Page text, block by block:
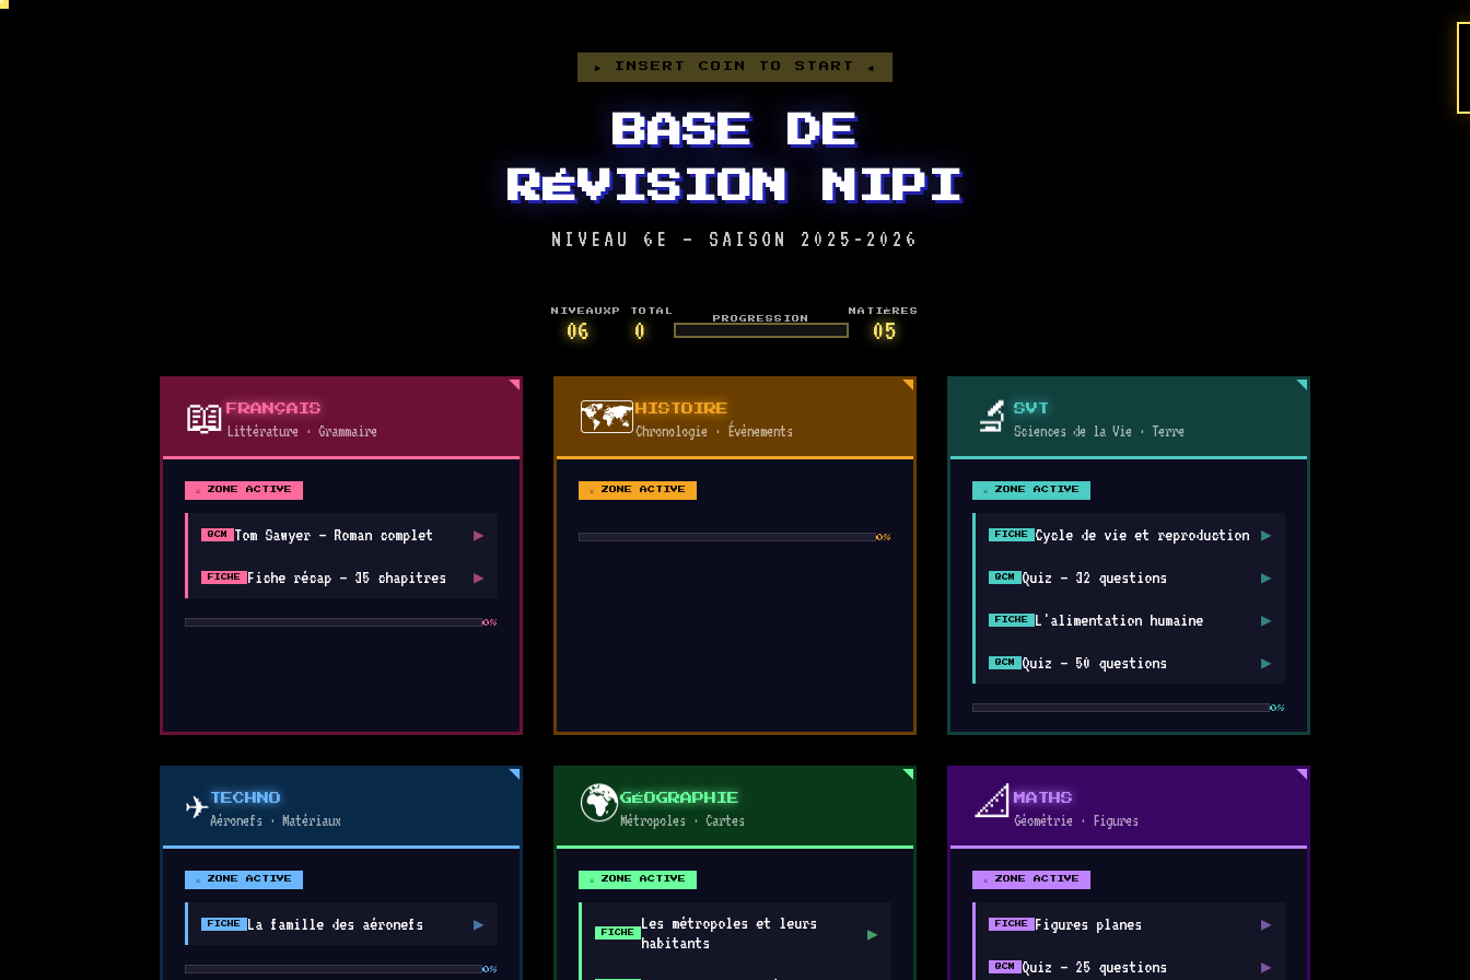
▶ INSERT COIN TO START ◀
BASE DE
RÉVISION NIPI
NIVEAU 6E — SAISON 2025-2026
NIVEAU
06
XP TOTAL
0 PROGRESSION
MATIÈRES
05
📖FRANÇAIS
Littérature · Grammaire
⚔ ZONE ACTIVE
QCM Tom Sawyer — Roman complet ▶
FICHE Fiche récap — 35 chapitres ▶
0%
🗺️HISTOIRE
Chronologie · Événements
⚔ ZONE ACTIVE
0%
🔬 SVT
Sciences de la Vie · Terre
⚔ ZONE ACTIVE
FICHE Cycle de vie et reproduction ▶
QCM Quiz — 32 questions ▶
FICHE L'alimentation humaine ▶
QCM Quiz — 50 questions ▶
0%
✈️TECHNO
Aéronefs · Matériaux
⚔ ZONE ACTIVE
FICHE La famille des aéronefs ▶
0%
🌍GÉOGRAPHIE
Métropoles · Cartes
⚔ ZONE ACTIVE
FICHE
Les métropoles et leurs
habitants
▶
📐MATHS
Géométrie · Figures
⚔ ZONE ACTIVE
FICHE Figures planes ▶
QCM Quiz — 25 questions ▶